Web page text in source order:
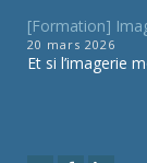
[Formation]
20 mars 2026
Et si l’imagerie